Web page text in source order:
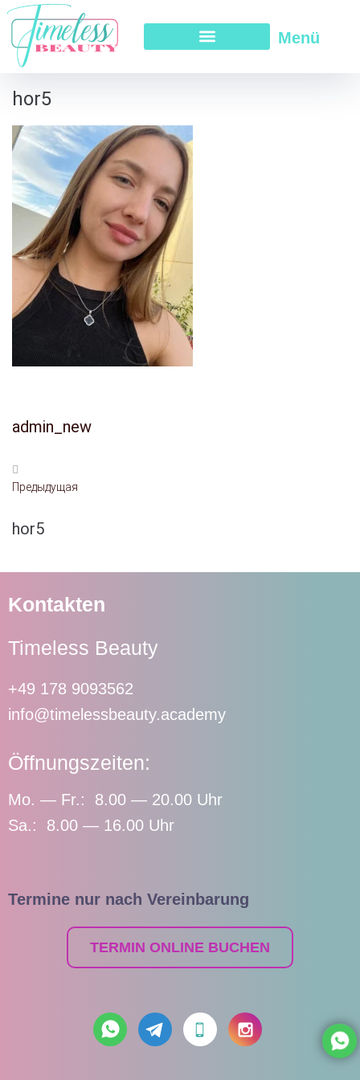
Menü
hor5
admin_new
Предыдущая
hor5
Kontakten
Timeless Beauty
+49 178 9093562
info@timelessbeauty.academy
Öffnungszeiten:
Mo. — Fr.: 8.00 — 20.00 Uhr
Sa.: 8.00 — 16.00 Uhr
Termine nur nach Vereinbarung
TERMIN ONLINE BUCHEN